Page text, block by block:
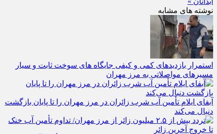
آبدانان »
نوشته های مشابه
استمرار بازدیدهای کمی و کیفی جایگاه‌ های سوخت ثابت و سیار
مسیرهای مواصلاتی به مرز مهران
آبفای ایلام تأمین آب شرب زائران در مرز مهران را تا پایان بازگشت
دنبال می‌کند